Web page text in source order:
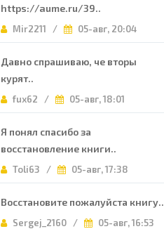
https://aume.ru/39..
Mir2211 / 05-авг, 20:04
Давно спрашиваю, че вторы
курят..
fux62 / 05-авг, 18:01
Я понял спасибо за
восстановление книги..
Toli63 / 05-авг, 17:38
Восстановите пожалуйста книгу..
Sergej_2160 / 05-авг, 16:53